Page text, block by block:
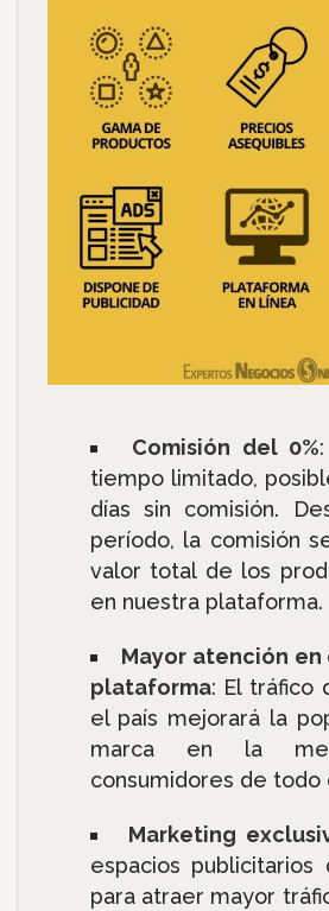
Comisión del 0%
tiempo limitado,
días sin comisión.
período, la comisión
valor total de los
en nuestra plataforma.
Mayor atención
plataforma: El tráfico
el país mejorará la
marca en la
consumidores de todo
Marketing
espacios publicitarios
para atraer mayor